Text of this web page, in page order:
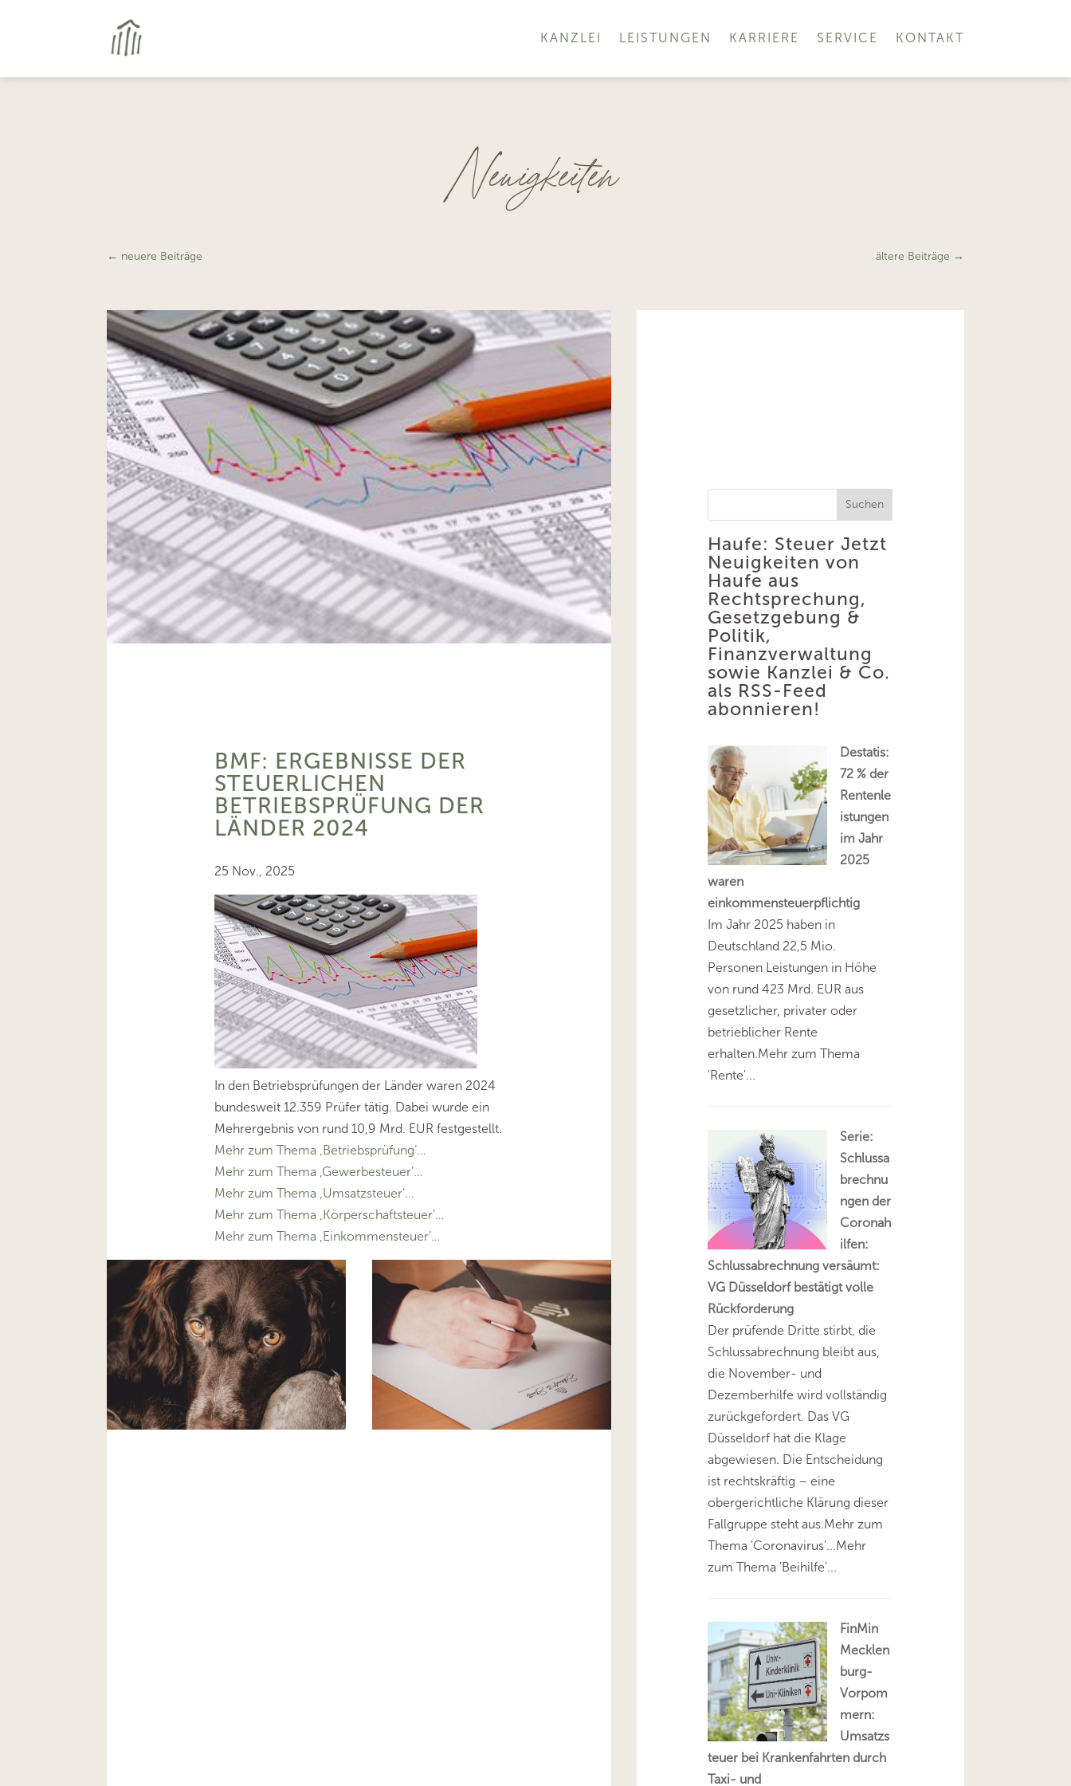
KANZLEI LEISTUNGEN KARRIERE SERVICE KONTAKT
Neuigkeiten
← neuere Beiträge ältere Beiträge →
BMF: ERGEBNISSE DER
STEUERLICHEN
BETRIEBSPRÜFUNG DER
LÄNDER 2024
25 Nov., 2025
In den Betriebsprüfungen der Länder waren 2024
bundesweit 12.359 Prüfer tätig. Dabei wurde ein
Mehrergebnis von rund 10,9 Mrd. EUR festgestellt.
Mehr zum Thema ‚Betriebsprüfung’…
Mehr zum Thema ‚Gewerbesteuer’…
Mehr zum Thema ‚Umsatzsteuer’…
Mehr zum Thema ‚Körperschaftsteuer’…
Mehr zum Thema ‚Einkommensteuer’…
Suchen
Haufe: Steuer Jetzt
Neuigkeiten von
Haufe aus
Rechtsprechung,
Gesetzgebung &
Politik,
Finanzverwaltung
sowie Kanzlei & Co.
als RSS-Feed
abonnieren!
Destatis:
72 % der
Rentenle
istungen
im Jahr
2025
waren
einkommensteuerpflichtig
Im Jahr 2025 haben in
Deutschland 22,5 Mio.
Personen Leistungen in Höhe
von rund 423 Mrd. EUR aus
gesetzlicher, privater oder
betrieblicher Rente
erhalten.Mehr zum Thema
'Rente'...
Serie:
Schlussa
brechnu
ngen der
Coronah
ilfen:
Schlussabrechnung versäumt:
VG Düsseldorf bestätigt volle
Rückforderung
Der prüfende Dritte stirbt, die
Schlussabrechnung bleibt aus,
die November- und
Dezemberhilfe wird vollständig
zurückgefordert. Das VG
Düsseldorf hat die Klage
abgewiesen. Die Entscheidung
ist rechtskräftig – eine
obergerichtliche Klärung dieser
Fallgruppe steht aus.Mehr zum
Thema 'Coronavirus'...Mehr
zum Thema 'Beihilfe'...
FinMin
Mecklen
burg-
Vorpom
mern:
Umsatzs
teuer bei Krankenfahrten durch
Taxi- und